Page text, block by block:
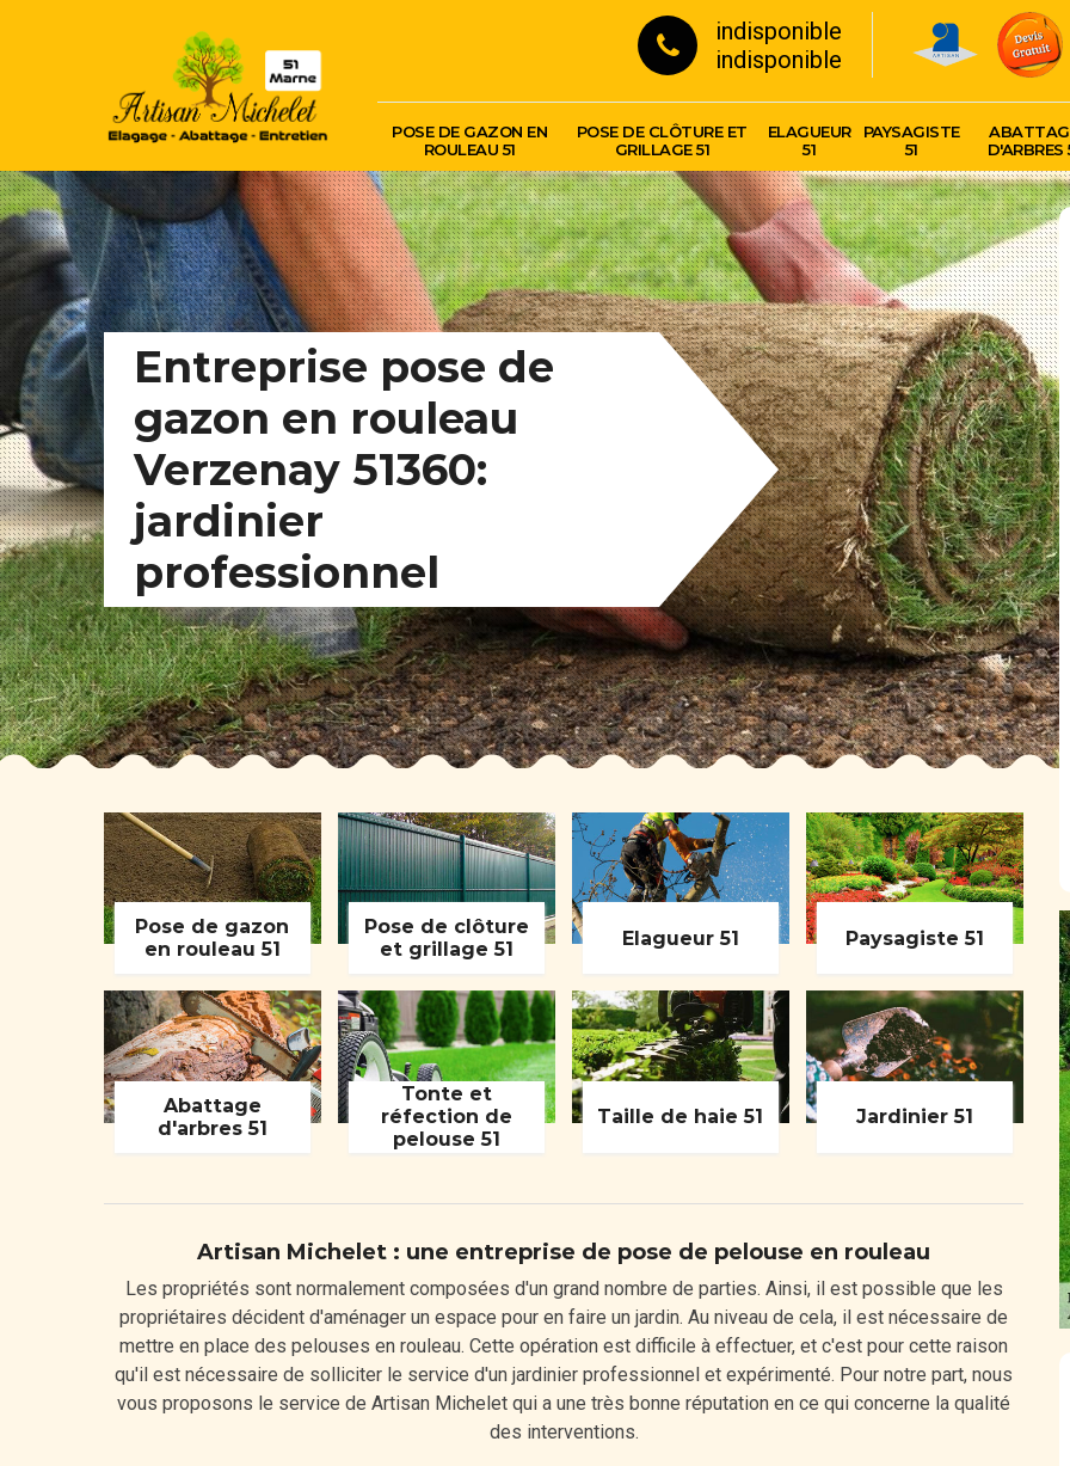
indisponible
indisponible
POSE DE GAZON EN
ROULEAU 51
POSE DE CLÔTURE ET
GRILLAGE 51
ELAGUEUR
51
PAYSAGISTE
51
D'ARBRES
Entreprise pose de
gazon en rouleau
Verzenay 51360:
jardinier
professionnel
Pose de gazon
en rouleau 51
Pose de clôture
et grillage 51
Elagueur 51 Paysagiste 51
Abattage
d'arbres 51
Tonte et
réfection de
pelouse 51
Taille de haie 51 Jardinier 51
Artisan Michelet : une entreprise de pose de pelouse en rouleau
Les propriétés sont normalement composées d'un grand nombre de parties. Ainsi, il est possible que les
propriétaires décident d'aménager un espace pour en faire un jardin. Au niveau de cela, il est nécessaire de
mettre en place des pelouses en rouleau. Cette opération est difficile à effectuer, et c'est pour cette raison
qu'il est nécessaire de solliciter le service d'un jardinier professionnel et expérimenté. Pour notre part, nous
vous proposons le service de Artisan Michelet qui a une très bonne réputation en ce qui concerne la qualité
des interventions.